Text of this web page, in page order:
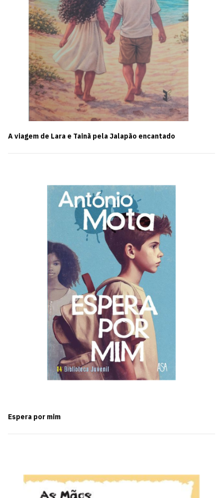
A viagem de Lara e Tainã pela Jalapão encantado
Espera por mim